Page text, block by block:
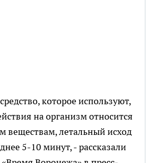
которое используют,
на организм относится
веществам, летальный исход
5-10 минут, - рассказали